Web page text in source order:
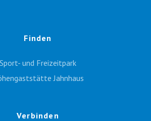
Finden
Sport- und Freizeitpark
Jahnhaus
Verbinden